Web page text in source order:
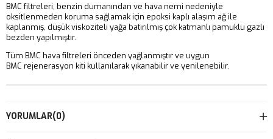
BMC filtreleri, benzin dumanından ve hava nemi nedeniyle
oksitlenmeden koruma sağlamak için epoksi kaplı alaşım ağ ile
kaplanmış, düşük viskoziteli yağa batırılmış çok katmanlı pamuklu gazlı
bezden yapılmıştır.
Tüm BMC hava filtreleri önceden yağlanmıştır ve uygun
BMC rejenerasyon kiti kullanılarak yıkanabilir ve yenilenebilir.
YORUMLAR(0)